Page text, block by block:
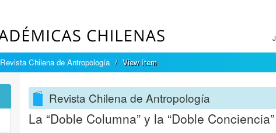
Revista Chilena de Antropología View Item
Revista Chilena de Antropología
La “Doble Columna” y la “Doble